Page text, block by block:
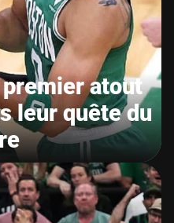
atout
leur quête du